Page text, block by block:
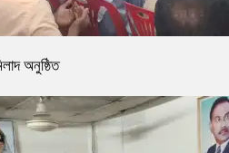
অনুষ্ঠিত